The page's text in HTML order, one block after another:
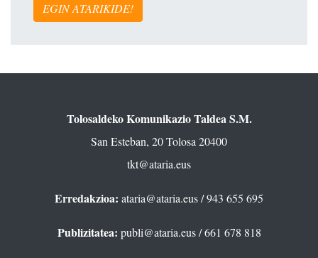
EGIN ATARIKIDE!
Tolosaldeko Komunikazio Taldea S.M.
San Esteban, 20 Tolosa 20400
tkt@ataria.eus
Erredakzioa: ataria@ataria.eus/ 943 655 695
Publizitatea: publi@ataria.eus/ 661 678 818